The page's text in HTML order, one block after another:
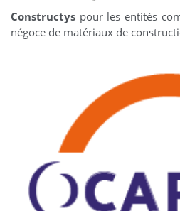
Constructys pour les entités
négoce de matériaux de